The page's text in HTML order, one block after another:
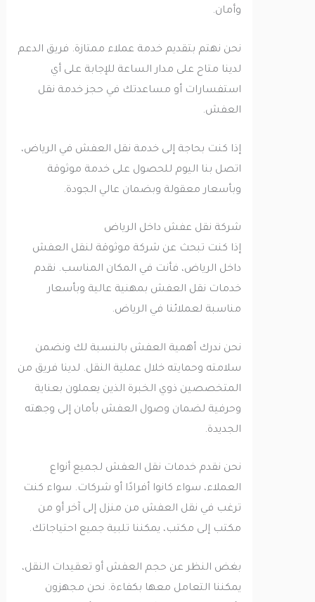
وأمان.
نحن نهتم بتقديم خدمة عملاء ممتازة. فريق الدعم
لدينا متاح على مدار الساعة للإجابة على أي
استفسارات أو مساعدتك في حجز خدمة نقل
العفش.
إذا كنت بحاجة إلى خدمة نقل العفش في الرياض،
اتصل بنا اليوم للحصول على خدمة موثوقة
وبأسعار معقولة وبضمان عالي الجودة.
شركة نقل عفش داخل الرياض
إذا كنت تبحث عن شركة موثوقة لنقل العفش
داخل الرياض، فأنت في المكان المناسب. نقدم
خدمات نقل العفش بمهنية عالية وبأسعار
مناسبة لعملائنا في الرياض.
نحن ندرك أهمية العفش بالنسبة لك ونضمن
سلامته وحمايته خلال عملية النقل. لدينا فريق من
المتخصصين ذوي الخبرة الذين يعملون بعناية
وحرفية لضمان وصول العفش بأمان إلى وجهته
الجديدة.
نحن نقدم خدمات نقل العفش لجميع أنواع
العملاء، سواء كانوا أفرادًا أو شركات. سواء كنت
ترغب في نقل العفش من منزل إلى آخر أو من
مكتب إلى مكتب، يمكننا تلبية جميع احتياجاتك.
بغض النظر عن حجم العفش أو تعقيدات النقل،
يمكننا التعامل معها بكفاءة. نحن مجهزون